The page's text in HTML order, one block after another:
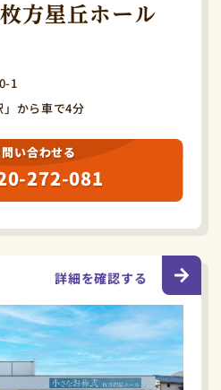
方星丘ホール
1
から車で4分
い合わせる
272-081
詳細を確認する